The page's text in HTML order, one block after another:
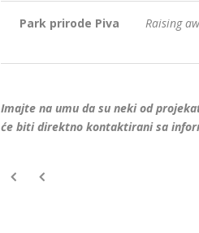
Park prirode Piva
Raising
Imajte na umu da su neki od
će biti direktno kontaktirani sa